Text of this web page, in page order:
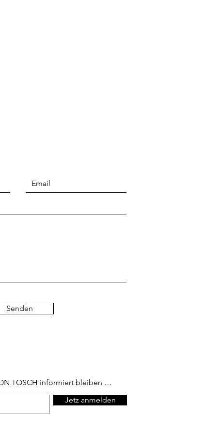
Senden
TOSCH informiert bleiben …
Jetz anmelden